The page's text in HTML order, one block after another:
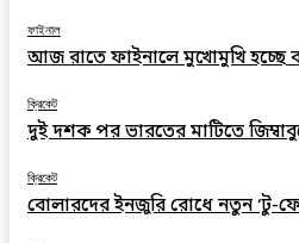
ফাইনাল
আজ রাতে ফাইনালে মুখোমুখি হচ্ছে
ক্রিকেট
দুই দশক পর ভারতের মাটিতে
ক্রিকেট
বোলারদের ইনজুরি রোধে নতুন ‘টু-